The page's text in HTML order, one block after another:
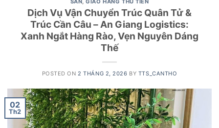
Dịch Vụ Vận Chuyển Trúc Quân Tử &
Trúc Cần Câu – An Giang Logistics:
Xanh Ngắt Hàng Rào, Vẹn Nguyên Dáng
Thế
POSTED ON2 THÁNG 2, 2026 BY TTS_CANTHO
02
Th2